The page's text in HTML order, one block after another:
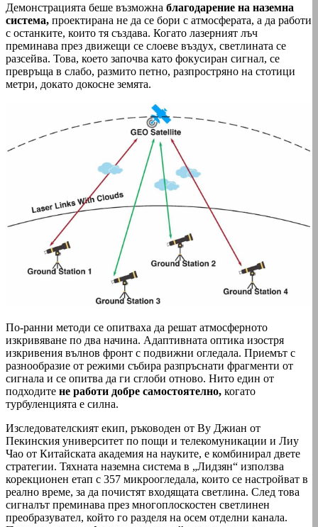
Демонстрацията беше възможна благодарение на наземна
система, проектирана не да се бори с атмосферата, а да работи
с останките, които тя създава. Когато лазерният лъч
преминава през движещи се слоеве въздух, светлината се
разсейва. Това, което започва като фокусиран сигнал, се
превръща в слабо, размито петно, разпростряно на стотици
метри, докато докосне земята.
По-ранни методи се опитваха да решат атмосферното
изкривяване по два начина. Адаптивната оптика изостря
изкривения вълнов фронт с подвижни огледала. Приемът с
разнообразие от режими събира разпръснати фрагменти от
сигнала и се опитва да ги сглоби отново. Нито един от
подходите не работи добре самостоятелно, когато
турбуленцията е силна.
Изследователският екип, ръководен от Ву Джиан от
Пекинския университет по пощи и телекомуникации и Лиу
Чао от Китайската академия на науките, е комбинирал двете
стратегии. Тяхната наземна система в „Лидзян“ използва
корекционен етап с 357 микроогледала, които се настройват в
реално време, за да почистят входящата светлина. След това
сигналът преминава през многоплоскостен светлинен
преобразувател, който го разделя на осем отделни канала.